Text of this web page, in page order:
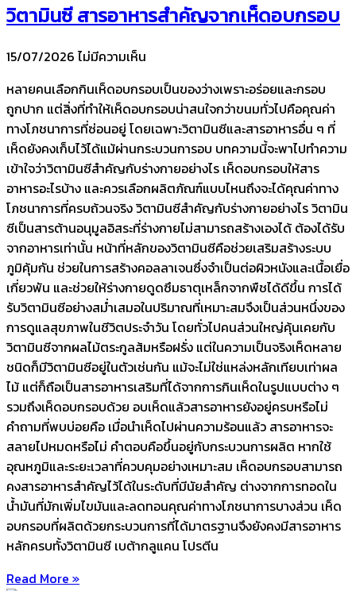
วิตามินซี สารอาหารสำคัญจากเห็ดอบกรอบ
15/07/2026 ไม่มีความเห็น
หลายคนเลือกกินเห็ดอบกรอบเป็นของว่างเพราะอร่อยและกรอบ
ถูกปาก แต่สิ่งที่ทำให้เห็ดอบกรอบน่าสนใจกว่าขนมทั่วไปคือคุณค่า
ทางโภชนาการที่ซ่อนอยู่ โดยเฉพาะวิตามินซีและสารอาหารอื่น ๆ ที่
เห็ดยังคงเก็บไว้ได้แม้ผ่านกระบวนการอบ บทความนี้จะพาไปทำความ
เข้าใจว่าวิตามินซีสำคัญกับร่างกายอย่างไร เห็ดอบกรอบให้สาร
อาหารอะไรบ้าง และควรเลือกผลิตภัณฑ์แบบไหนถึงจะได้คุณค่าทาง
โภชนาการที่ครบถ้วนจริง วิตามินซีสำคัญกับร่างกายอย่างไร วิตามิน
ซีเป็นสารต้านอนุมูลอิสระที่ร่างกายไม่สามารถสร้างเองได้ ต้องได้รับ
จากอาหารเท่านั้น หน้าที่หลักของวิตามินซีคือช่วยเสริมสร้างระบบ
ภูมิคุ้มกัน ช่วยในการสร้างคอลลาเจนซึ่งจำเป็นต่อผิวหนังและเนื้อเยื่อ
เกี่ยวพัน และช่วยให้ร่างกายดูดซึมธาตุเหล็กจากพืชได้ดีขึ้น การได้
รับวิตามินซีอย่างสม่ำเสมอในปริมาณที่เหมาะสมจึงเป็นส่วนหนึ่งของ
การดูแลสุขภาพในชีวิตประจำวัน โดยทั่วไปคนส่วนใหญ่คุ้นเคยกับ
วิตามินซีจากผลไม้ตระกูลส้มหรือฝรั่ง แต่ในความเป็นจริงเห็ดหลาย
ชนิดก็มีวิตามินซีอยู่ในตัวเช่นกัน แม้จะไม่ใช่แหล่งหลักเทียบเท่าผล
ไม้ แต่ก็ถือเป็นสารอาหารเสริมที่ได้จากการกินเห็ดในรูปแบบต่าง ๆ
รวมถึงเห็ดอบกรอบด้วย อบเห็ดแล้วสารอาหารยังอยู่ครบหรือไม่
คำถามที่พบบ่อยคือ เมื่อนำเห็ดไปผ่านความร้อนแล้ว สารอาหารจะ
สลายไปหมดหรือไม่ คำตอบคือขึ้นอยู่กับกระบวนการผลิต หากใช้
อุณหภูมิและระยะเวลาที่ควบคุมอย่างเหมาะสม เห็ดอบกรอบสามารถ
คงสารอาหารสำคัญไว้ได้ในระดับที่มีนัยสำคัญ ต่างจากการทอดใน
น้ำมันที่มักเพิ่มไขมันและลดทอนคุณค่าทางโภชนาการบางส่วน เห็ด
อบกรอบที่ผลิตด้วยกระบวนการที่ได้มาตรฐานจึงยังคงมีสารอาหาร
หลักครบทั้งวิตามินซี เบต้ากลูแคน โปรตีน
Read More »